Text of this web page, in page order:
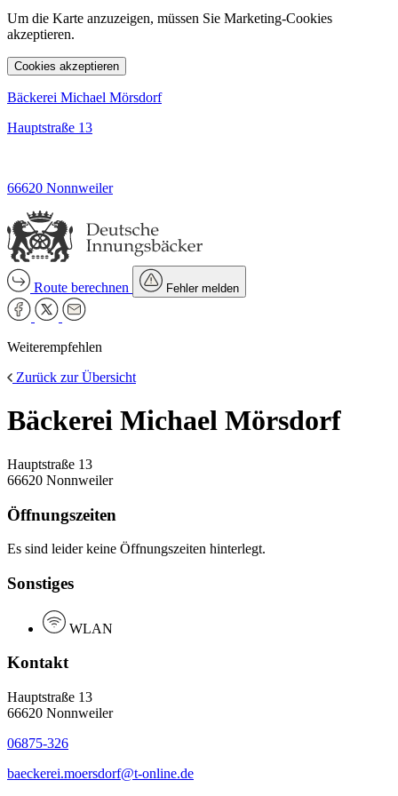
Um die Karte anzuzeigen, müssen Sie Marketing-Cookies
akzeptieren.
Cookies akzeptieren
Bäckerei Michael Mörsdorf
Hauptstraße 13
66620 Nonnweiler
Route berechnen Fehler melden
Weiterempfehlen
Zurück zur Übersicht
Bäckerei Michael Mörsdorf
Hauptstraße 13
66620 Nonnweiler
Öffnungszeiten
Es sind leider keine Öffnungszeiten hinterlegt.
Sonstiges
WLAN
Kontakt
Hauptstraße 13
66620 Nonnweiler
06875-326
baeckerei.moersdorf@t-online.de